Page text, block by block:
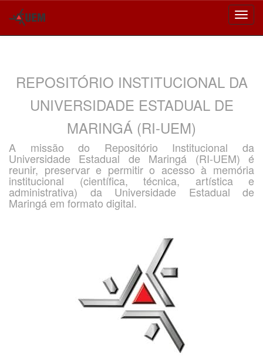
REPOSITÓRIO INSTITUCIONAL DA
UNIVERSIDADE ESTADUAL DE
MARINGÁ (RI-UEM)
A missão do Repositório Institucional da
Universidade Estadual de Maringá (RI-UEM) é
reunir, preservar e permitir o acesso à memória
institucional (científica, técnica, artística e
administrativa) da Universidade Estadual de
Maringá em formato digital.